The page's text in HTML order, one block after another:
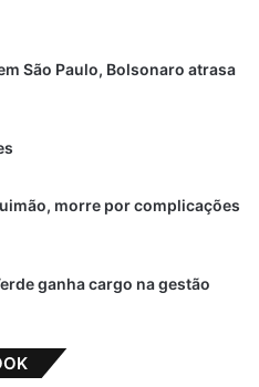
São Paulo, Bolsonaro atrasa
morre por complicações
ganha cargo na gestão